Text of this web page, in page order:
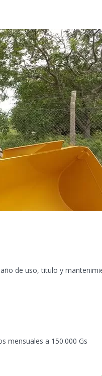
de uso, titulo y
mensuales a 150.000 Gs